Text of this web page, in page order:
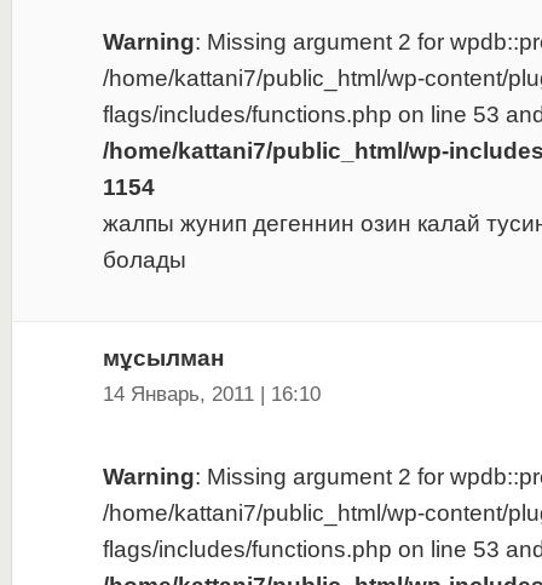
Warning: Missing argument 2 for
/home/kattani7/public_html/wp-content/
flags/includes/functions.php on line 53
/home/kattani7/public_html/wp-
1154
жалпы жунип дегеннин озин калай
болады
мұсылман
14 Январь, 2011 | 16:10
Warning: Missing argument 2 for
/home/kattani7/public_html/wp-content/
flags/includes/functions.php on line 53